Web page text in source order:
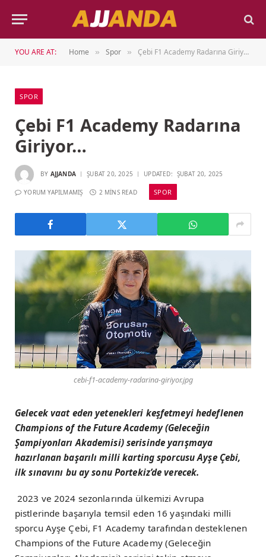
YOU ARE AT: Home » Spor » Çebi F1 Academy Radarına Giriyor…
SPOR
Çebi F1 Academy Radarına
Giriyor…
BY AJJANDA ŞUBAT 20, 2025 UPDATED: ŞUBAT 20, 2025
YORUM YAPILMAMIŞ 2 MINS READ SPOR
cebi-f1-academy-radarina-giriyor.jpg
Gelecek vaat eden yetenekleri keşfetmeyi hedeflenen
Champions of the Future Academy (Geleceğin
Şampiyonları Akademisi) serisinde yarışmaya
hazırlanan başarılı milli karting sporcusu Ayşe Çebi,
ilk sınavını bu ay sonu Portekiz’de verecek.
2023 ve 2024 sezonlarında ülkemizi Avrupa
pistlerinde başarıyla temsil eden 16 yaşındaki milli
sporcu Ayşe Çebi, F1 Academy tarafından desteklenen
Champions of the Future Academy (Geleceğin